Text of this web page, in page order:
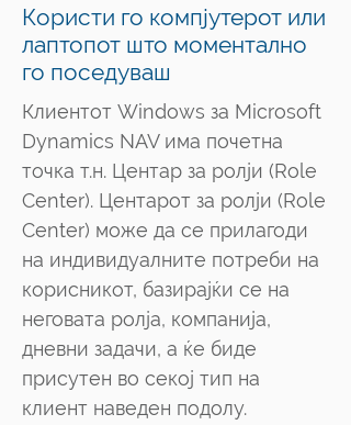
Користи го компјутерот или
лаптопот што моментално
го поседуваш
Клиентот Windows за Microsoft
Dynamics NAV има почетна
точка т.н. Центар за ролји (Role
Centеr). Центарот за ролји (Role
Center) може да се прилагоди
на индивидуалните потреби на
корисникот, базирајќи се на
неговата ролја, компанија,
дневни задачи, а ќе биде
присутен во секој тип на
клиент наведен подолу.